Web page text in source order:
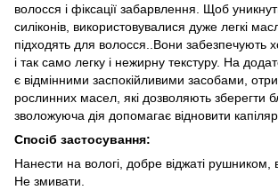
волосся і фіксації забарвлення. Щоб
силіконів, використовувалися дуже легкі
підходять для волосся..Вони забезпечують
і так само легку і нежирну текстуру. На
є відмінними заспокійливими засобами,
рослинних масел, які дозволяють зберегти
зволожуюча дія допомагає відновити
Спосіб застосування:
Нанести на вологі, добре віджаті рушником,
Не змивати.